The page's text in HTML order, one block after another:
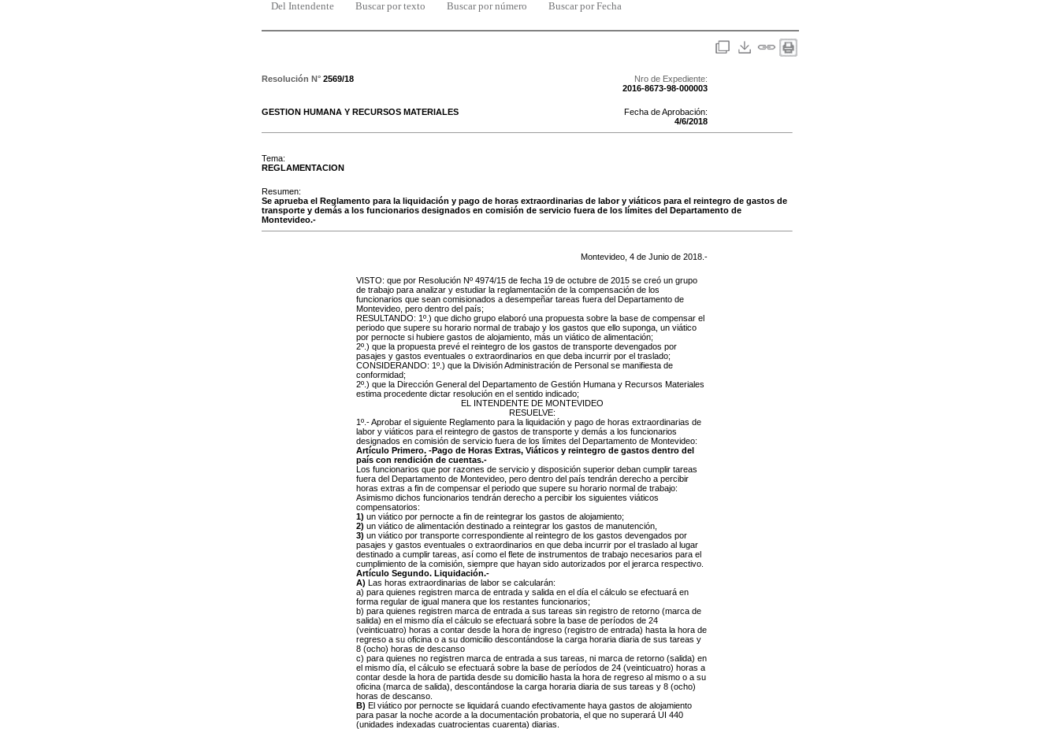
Del Intendente Buscar por texto Buscar por número Buscar por Fecha
Resolución N° 2569/18
Nro de Expediente:
2016-8673-98-000003
GESTION HUMANA Y RECURSOS MATERIALES
Fecha de Aprobación:
4/6/2018
Tema:
REGLAMENTACION
Resumen:
Se aprueba el Reglamento para la liquidación y pago de horas extraordinarias de labor y viáticos para el reintegro de gastos de
transporte y demás a los funcionarios designados en comisión de servicio fuera de los límites del Departamento de
Montevideo.-
Montevideo, 4 de Junio de 2018 .-
VISTO: que por Resolución Nº 4974/15 de fecha 19 de octubre de 2015 se creó un grupo
de trabajo para analizar y estudiar la reglamentación de la compensación de los
funcionarios que sean comisionados a desempeñar tareas fuera del Departamento de
Montevideo, pero dentro del país;
RESULTANDO: 1º.) que dicho grupo elaboró una propuesta sobre la base de compensar el
periodo que supere su horario normal de trabajo y los gastos que ello suponga, un viático
por pernocte si hubiere gastos de alojamiento, más un viático de alimentación;
2º.) que la propuesta prevé el reintegro de los gastos de transporte devengados por
pasajes y gastos eventuales o extraordinarios en que deba incurrir por el traslado;
CONSIDERANDO: 1º.) que la División Administración de Personal se manifiesta de
conformidad;
2º.) que la Dirección General del Departamento de Gestión Humana y Recursos Materiales
estima procedente dictar resolución en el sentido indicado;
EL INTENDENTE DE MONTEVIDEO
RESUELVE:
1º.- Aprobar el siguiente Reglamento para la liquidación y pago de horas extraordinarias de
labor y viáticos para el reintegro de gastos de transporte y demás a los funcionarios
designados en comisión de servicio fuera de los límites del Departamento de Montevideo:
Artículo Primero. -Pago de Horas Extras, Viáticos y reintegro de gastos dentro del
país con rendición de cuentas.-
Los funcionarios que por razones de servicio y disposición superior deban cumplir tareas
fuera del Departamento de Montevideo, pero dentro del país tendrán derecho a percibir
horas extras a fin de compensar el periodo que supere su horario normal de trabajo:
Asimismo dichos funcionarios tendrán derecho a percibir los siguientes viáticos
compensatorios:
1) un viático por pernocte a fin de reintegrar los gastos de alojamiento;
2) un viático de alimentación destinado a reintegrar los gastos de manutención,
3) un viático por transporte correspondiente al reintegro de los gastos devengados por
pasajes y gastos eventuales o extraordinarios en que deba incurrir por el traslado al lugar
destinado a cumplir tareas, así como el flete de instrumentos de trabajo necesarios para el
cumplimiento de la comisión, siempre que hayan sido autorizados por el jerarca respectivo.
Artículo Segundo. Liquidación.-
A) Las horas extraordinarias de labor se calcularán:
a) para quienes registren marca de entrada y salida en el día el cálculo se efectuará en
forma regular de igual manera que los restantes funcionarios;
b) para quienes registren marca de entrada a sus tareas sin registro de retorno (marca de
salida) en el mismo día el cálculo se efectuará sobre la base de períodos de 24
(veinticuatro) horas a contar desde la hora de ingreso (registro de entrada) hasta la hora de
regreso a su oficina o a su domicilio descontándose la carga horaria diaria de sus tareas y
8 (ocho) horas de descanso
c) para quienes no registren marca de entrada a sus tareas, ni marca de retorno (salida) en
el mismo día, el cálculo se efectuará sobre la base de períodos de 24 (veinticuatro) horas a
contar desde la hora de partida desde su domicilio hasta la hora de regreso al mismo o a su
oficina (marca de salida), descontándose la carga horaria diaria de sus tareas y 8 (ocho)
horas de descanso.
B) El viático por pernocte se liquidará cuando efectivamente haya gastos de alojamiento
para pasar la noche acorde a la documentación probatoria, el que no superará UI 440
(unidades indexadas cuatrocientas cuarenta) diarias.